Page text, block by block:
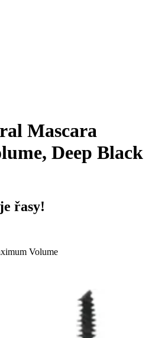
Mascara
Deep Black
řasy!
Volume